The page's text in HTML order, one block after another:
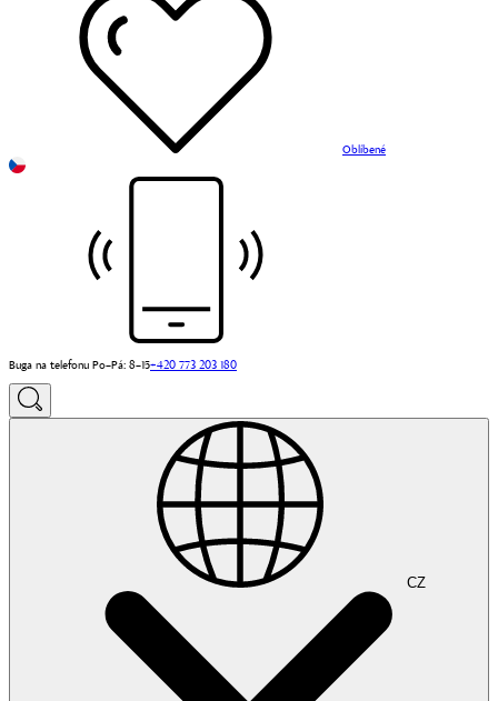
Oblíbené
Buga na telefonu Po–Pá: 8–15+420 773 203 180
CZ